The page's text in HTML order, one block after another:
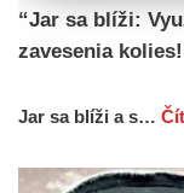
“Jar sa blíži:
zavesenia
Jar sa blíži a s…